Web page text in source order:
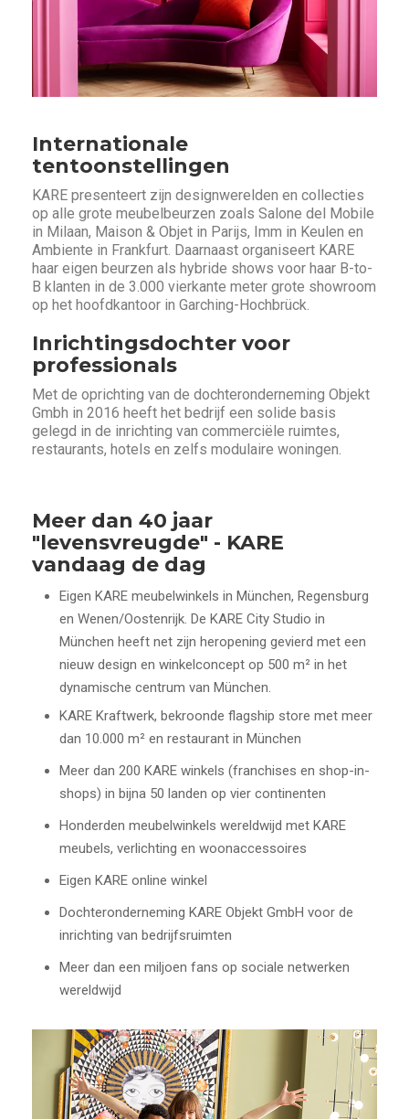
Internationale
tentoonstellingen
KARE presenteert zijn designwerelden en collecties
op alle grote meubelbeurzen zoals Salone del Mobile
in Milaan, Maison & Objet in Parijs, Imm in Keulen en
Ambiente in Frankfurt. Daarnaast organiseert KARE
haar eigen beurzen als hybride shows voor haar B-to-
B klanten in de 3.000 vierkante meter grote showroom
op het hoofdkantoor in Garching-Hochbrück.
Inrichtingsdochter voor
professionals
Met de oprichting van de dochteronderneming Objekt
Gmbh in 2016 heeft het bedrijf een solide basis
gelegd in de inrichting van commerciële ruimtes,
restaurants, hotels en zelfs modulaire woningen.
Meer dan 40 jaar
"levensvreugde" - KARE
vandaag de dag
Eigen KARE meubelwinkels in München, Regensburg
en Wenen/Oostenrijk. De KARE City Studio in
München heeft net zijn heropening gevierd met een
nieuw design en winkelconcept op 500 m² in het
dynamische centrum van München.
KARE Kraftwerk, bekroonde flagship store met meer
dan 10.000 m² en restaurant in München
Meer dan 200 KARE winkels (franchises en shop-in-
shops) in bijna 50 landen op vier continenten
Honderden meubelwinkels wereldwijd met KARE
meubels, verlichting en woonaccessoires
Eigen KARE online winkel
Dochteronderneming KARE Objekt GmbH voor de
inrichting van bedrijfsruimten
Meer dan een miljoen fans op sociale netwerken
wereldwijd